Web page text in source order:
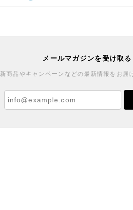
メールマガジンを受け取る
新商品やキャンペーンなどの最新情報をお届